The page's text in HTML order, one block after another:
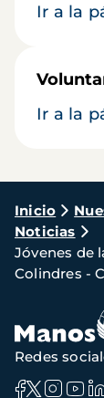
Ir a la
Ir a la
Ruta
de
Inicio
Noticias
Jóvenes de
Colindres -
Redes